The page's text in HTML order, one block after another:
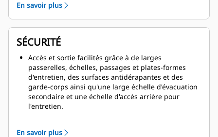
maintenus à chaque passage de rapport avec une
sélection du rapport optimal, ce qui permet une
accélération plus rapide.
La transmission six vitesses Cat avec les toutes
dernières commandes à stratégie de commande
électronique de la productivité avancée (APECS), est
couplée au Moteur C175-16 pour délivrer une
puissance optimale sur une large plage de vitesses
de fonctionnement.
L'avantage d'un poids à vide de 13 à 19 tonnes (14-
21 US t) par rapport aux tombereaux concurrents à
que vous attendez.
En savoir plus
SÉCURITÉ
Accès et sortie facilités grâce à de larges
passerelles, échelles, passages et plates-formes
d'entretien, des surfaces antidérapantes et des
garde-corps ainsi qu'une large échelle d'évacuation
secondaire et une échelle d'accès arrière pour
l'entretien.
En savoir plus